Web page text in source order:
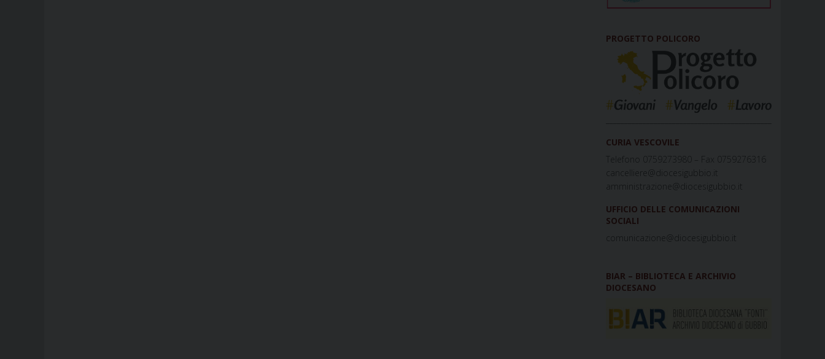
PROGETTO POLICORO
CURIA VESCOVILE
Telefono 0759273980 – Fax 0759276316
cancelliere@diocesigubbio.it
amministrazione@diocesigubbio.it
UFFICIO DELLE COMUNICAZIONI
SOCIALI
comunicazione@diocesigubbio.it
BIAR – BIBLIOTECA E ARCHIVIO
DIOCESANO